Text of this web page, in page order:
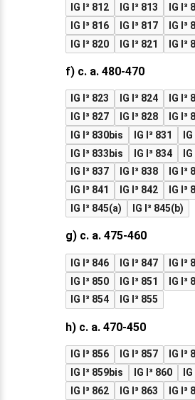
IG I³ 812 IG I³ 813 IG I³
IG I³ 816
IG I³ 817 IG I³
IG I³ 820
IG I³ 821 IG I³
f) c. a. 480-470
IG I³ 823 IG I³ 824 IG I³
IG I³ 827
IG I³ 828 IG I³
IG I³ 830bis
IG I³ 831
IG I³ 833bis
IG I³ 834
IG I³ 837
IG I³ 838 IG I³
IG I³ 841
IG I³ 842 IG I³
IG I³ 845(a)
IG I³ 845(b)
g) c. a. 475-460
IG I³ 846 IG I³ 847 IG I³
IG I³ 850
IG I³ 851 IG I³
IG I³ 854
IG I³ 855
h) c. a. 470-450
IG I³ 856 IG I³ 857 IG I³
IG I³ 859bis
IG I³ 860
IG I³ 862
IG I³ 863 IG I³